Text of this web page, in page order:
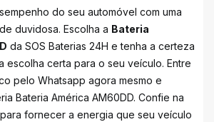
do seu automóvel com uma
duvidosa. Escolha a Bateria
da SOS Baterias 24H e tenha a certeza
escolha certa para o seu veículo. Entre
pelo Whatsapp agora mesmo e
Bateria América AM60DD. Confie na
fornecer a energia que seu veículo